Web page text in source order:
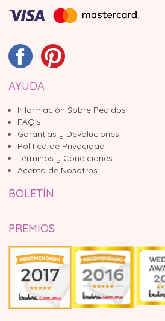
AYUDA
Información Sobre Pedidos
FAQ's
Garantías y Devoluciones
Política de Privacidad
Términos y Condiciones
Acerca de Nosotros
BOLETÍN
PREMIOS